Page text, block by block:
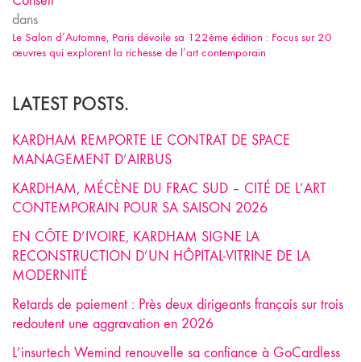
dans
Le Salon d’Automne, Paris dévoile sa 122ème édition : Focus sur 20
œuvres qui explorent la richesse de l’art contemporain
LATEST POSTS.
KARDHAM REMPORTE LE CONTRAT DE SPACE
MANAGEMENT D’AIRBUS
KARDHAM, MÉCÈNE DU FRAC SUD – CITÉ DE L’ART
CONTEMPORAIN POUR SA SAISON 2026
EN CÔTE D’IVOIRE, KARDHAM SIGNE LA
RECONSTRUCTION D’UN HÔPITAL-VITRINE DE LA
MODERNITÉ
Retards de paiement : Près deux dirigeants français sur trois
redoutent une aggravation en 2026
L’insurtech Wemind renouvelle sa confiance à GoCardless